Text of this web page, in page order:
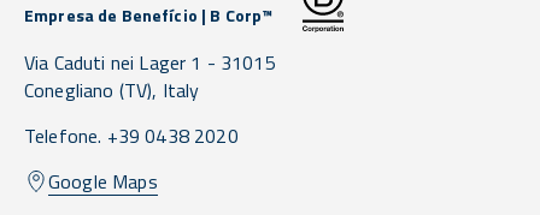
Empresa de Benefício | B Corp™
Via Caduti nei Lager 1 - 31015
Conegliano (TV), Italy
Telefone. +39 0438 2020
Google Maps